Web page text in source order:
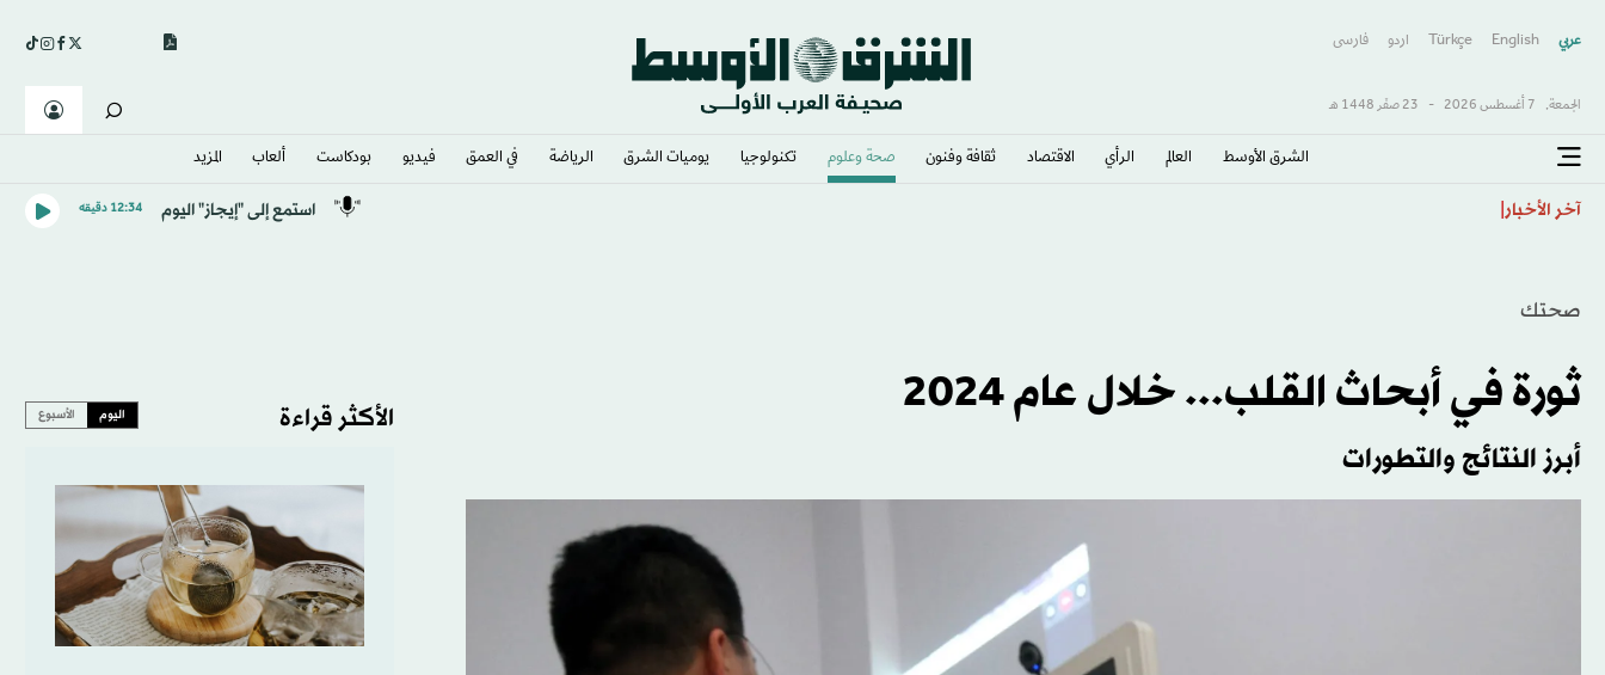
عربي English
Türkçe اردو فارسى
الجمعة, 7 أغسطس 2026 - 23 صفَر 1448 هـ
الشرق الأوسط​ العالم الرأي الاقتصاد ثقافة وفنون صحة وعلوم تكنولوجيا يوميات الشرق​ الرياضة في العمق فيديو بودكاست ألعاب المزيد
آخر الأخبار استمع إلى "إيجاز" اليوم 12:34 دقيقه
صحتك
ثورة في أبحاث القلب... خلال عام 2024
أبرز النتائج والتطورات
الأكثر قراءة اليوم الأسبوع